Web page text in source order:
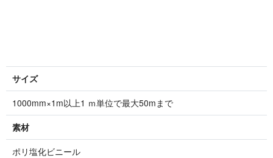
サイズ
1000mm×1m以上1 ｍ単位で最大50mまで
素材
ポリ塩化ビニール